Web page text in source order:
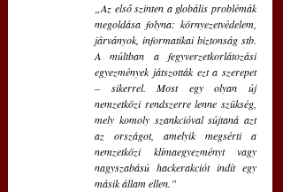
„Az első szinten a globális problémák
megoldása folyna: környezetvédelem,
járványok, informatikai biztonság stb.
A múltban a fegyverzetkorlátozási
egyezmények játszották ezt a szerepet
– sikerrel. Most egy olyan új
nemzetközi rendszerre lenne szükség,
mely komoly szankcióval sújtaná azt
az országot, amelyik megsérti a
nemzetközi klímaegyezményt vagy
nagyszabású hackerakciót indít egy
másik állam ellen.”